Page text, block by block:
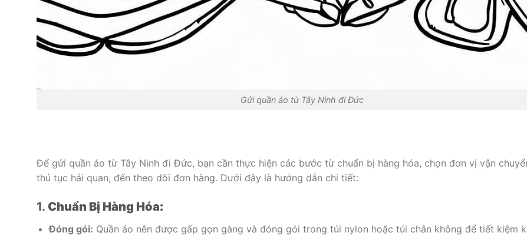
Gửi quần áo từ Tây Ninh đi Đức
Để gửi quần áo từ Tây Ninh đi Đức, bạn cần thực hiện các bước từ chuẩn bị hàng hóa, chọn đơn vị vận
thủ tục hải quan, đến theo dõi đơn hàng. Dưới đây là hướng dẫn chi tiết:
1. Chuẩn Bị Hàng Hóa:
Đóng gói: Quần áo nên được gấp gọn gàng và đóng gói trong túi nylon hoặc túi chân không để tiết kiệm